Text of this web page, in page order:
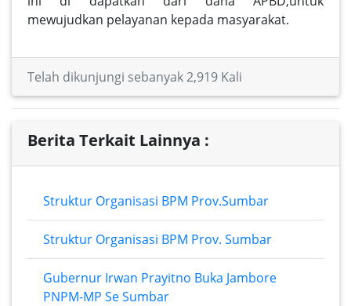
mewujudkan pelayanan kepada masyarakat.
Telah dikunjungi sebanyak 2,919 Kali
Berita Terkait Lainnya :
Struktur Organisasi BPM Prov.Sumbar
Struktur Organisasi BPM Prov. Sumbar
Gubernur Irwan Prayitno Buka Jambore
PNPM-MP Se Sumbar